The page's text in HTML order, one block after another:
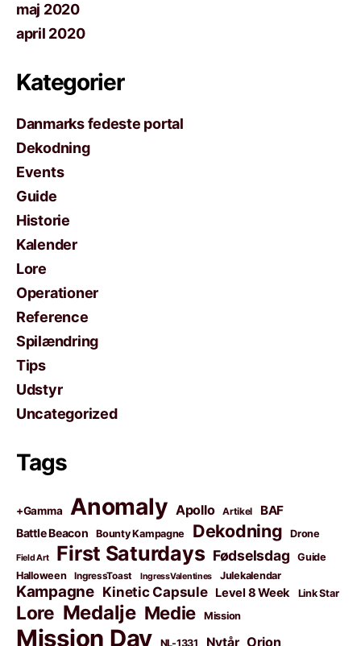
maj 2020
april 2020
Kategorier
Danmarks fedeste portal
Dekodning
Events
Guide
Historie
Kalender
Lore
Operationer
Reference
Spilændring
Tips
Udstyr
Uncategorized
Tags
+Gamma Anomaly Apollo Artikel BAF
Battle Beacon Bounty Kampagne Dekodning Drone
Field Art First Saturdays Fødselsdag
Guide
Halloween
IngressToast IngressValentines Julekalendar
Kampagne Kinetic Capsule Level 8 Week Link Star
Lore Medalje Medie Mission
Mission Day NL-1331 Nytår Orion